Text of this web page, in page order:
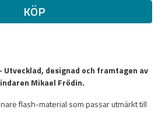
KÖP
Utvecklad, designad och framtagen av
Mikael Frödin.
flash-material som passar utmärkt till